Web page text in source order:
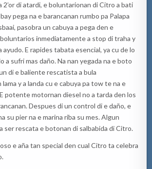
2’or di atardi, e boluntarionan di Citro a bati
pega na e barancanan rumbo pa Palapa
pasobra un cabuya a pega den e
inmediatamente a stop di traha y
ayudo. E rapides tabata esencial, ya cu de lo
a sufri mas daño. Na nan yegada na e boto
di e baliente rescatista a bula
y a landa cu e cabuya pa tow te na e
potente motornan diesel no a tarda den los
Despues di un control di e daño, e
su pier na e marina riba su mes. Algun
ser rescata e botonan di salbabida di Citro.
e aña tan special den cual Citro ta celebra